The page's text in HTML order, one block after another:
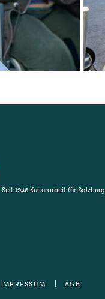
Seit 1946 Kulturarbeit für Salzburg
IMPRESSUM AGB